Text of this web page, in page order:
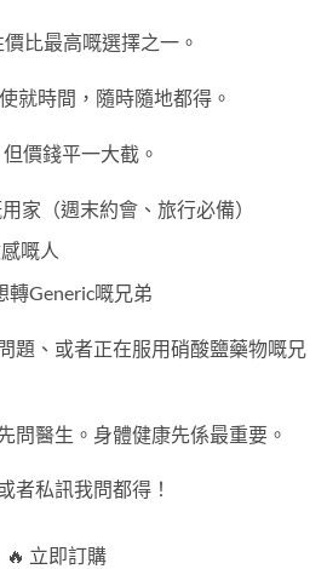
比最高嘅選擇之一。
就時間，隨時隨地都得。
價錢平一大截。
家（週末約會、旅行必備）
嘅人
轉Generic嘅兄弟
題、或者正在服用硝酸鹽藥物嘅兄
問醫生。身體健康先係最重要。
者私訊我問都得！
🔥 立即訂購